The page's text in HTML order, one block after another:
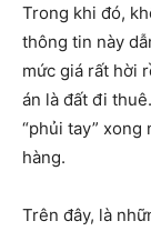
Trong khi đó,
thông tin này
mức giá rất hời
án là đất đi
“phủi tay”
hàng.
Trên đây, là